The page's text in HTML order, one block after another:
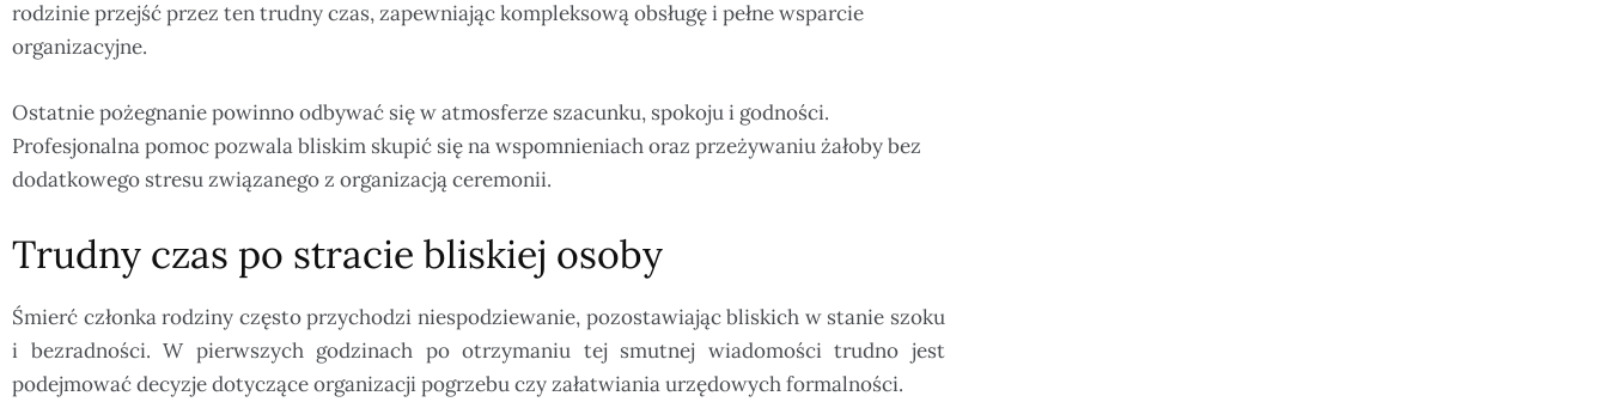
rodzinie przejść przez ten trudny czas, zapewniając kompleksową obsługę i pełne wsparcie
organizacyjne.
Ostatnie pożegnanie powinno odbywać się w atmosferze szacunku, spokoju i godności.
Profesjonalna pomoc pozwala bliskim skupić się na wspomnieniach oraz przeżywaniu żałoby bez
dodatkowego stresu związanego z organizacją ceremonii.
Trudny czas po stracie bliskiej osoby
Śmierć członka rodziny często przychodzi niespodziewanie, pozostawiając bliskich w stanie szoku
i bezradności. W pierwszych godzinach po otrzymaniu tej smutnej wiadomości trudno jest
podejmować decyzje dotyczące organizacji pogrzebu czy załatwiania urzędowych formalności.